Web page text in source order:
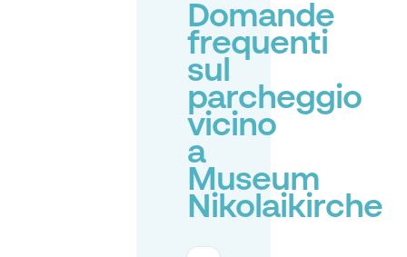
Domande
frequenti
sul
parcheggio
vicino
a
Museum
Nikolaikirche